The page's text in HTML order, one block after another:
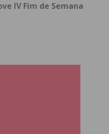
IV Fim de Semana